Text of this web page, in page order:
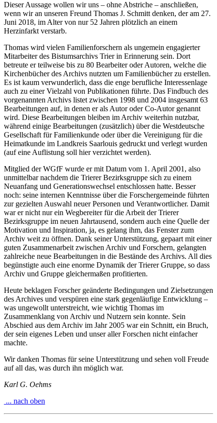
Dieser Aussage wollen wir uns – ohne Abstriche – anschließen,
wenn wir an unseren Freund Thomas J. Schmitt denken, der am 27.
Juni 2018, im Alter von nur 52 Jahren plötzlich an einem
Herzinfarkt verstarb.
Thomas wird vielen Familienforschern als ungemein engagierter
Mitarbeiter des Bistumsarchivs Trier in Erinnerung sein. Dort
betreute er teilweise bis zu 80 Bearbeiter oder Autoren, welche die
Kirchenbücher des Archivs nutzten um Familienbücher zu erstellen.
Es ist kaum verwunderlich, dass die enge berufliche Interessenlage
auch zu einer Vielzahl von Publikationen führte. Das Findbuch des
vorgenannten Archivs listet zwischen 1998 und 2004 insgesamt 63
Bearbeitungen auf, in denen er als Autor oder Co-Autor genannt
wird. Diese Bearbeitungen bleiben im Archiv weiterhin nutzbar,
während einige Bearbeitungen (zusätzlich) über die Westdeutsche
Gesellschaft für Familienkunde oder über die Vereinigung für die
Heimatkunde im Landkreis Saarlouis gedruckt und verlegt wurden
(auf eine Auflistung soll hier verzichtet werden).
Mitglied der WGfF wurde er mit Datum vom 1. April 2001, also
unmittelbar nachdem die Trierer Bezirksgruppe sich zu einem
Neuanfang und Generationswechsel entschlossen hatte. Besser
noch: seine internen Kenntnisse über die Forschergemeinde führten
zur gezielten Auswahl neuer Personen und Verantwortlicher. Damit
war er nicht nur ein Wegbereiter für die Arbeit der Trierer
Bezirksgruppe im neuen Jahrtausend, sondern auch eine Quelle der
Motivation und Inspiration, ja, es gelang ihm, das Fenster zum
Archiv weit zu öffnen. Dank seiner Unterstützung, gepaart mit einer
guten Zusammenarbeit zwischen Archiv und Forschern, gelangten
zahlreiche neue Bearbeitungen in die Bestände des Archivs. All dies
begünstigte auch eine enorme Dynamik der Trierer Gruppe, so dass
Archiv und Gruppe gleichermaßen profitierten.
Heute beklagen Forscher geänderte Bedingungen und Zielsetzungen
des Archives und verspüren eine stark gegenläufige Entwicklung –
was ungewollt unterstreicht, wie wichtig Thomas im
Zusammenklang von Archiv und Nutzern sein konnte. Sein
Abschied aus dem Archiv im Jahr 2005 war ein Schnitt, ein Bruch,
der sein eigenes Leben und unser aller Forschen nicht einfacher
machte.
Wir danken Thomas für seine Unterstützung und sehen voll Freude
auf all das, was durch ihn möglich war.
Karl G. Oehms
... nach oben